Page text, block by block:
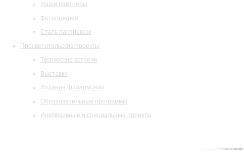
Наши партнеры
Фотогалерея
Стать партнером
Просветительские проекты
Творческие встречи
Выставки
Издания филармонии
Образовательные программы
Инклюзивные и специальные проекты